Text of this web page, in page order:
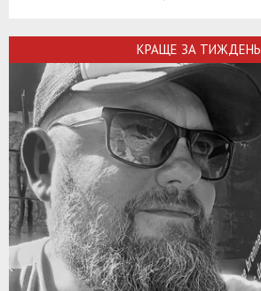
КРАЩЕ ЗА ТИЖДЕНЬ